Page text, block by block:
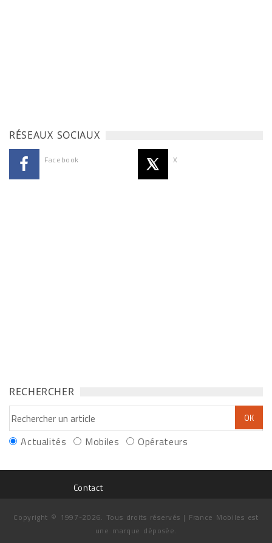
RÉSEAUX SOCIAUX
Facebook X
RECHERCHER
Actualités Mobiles Opérateurs
Contact
Copyright © 1997-2026. Tous droits réservés | France Mobiles est
une marque déposée.